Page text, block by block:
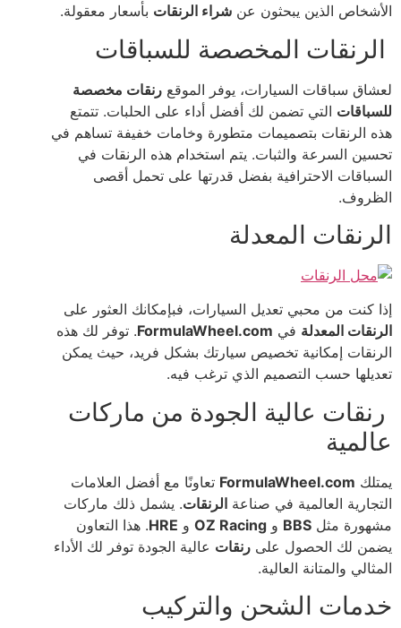
الأشخاص الذين يبحثون عن شراء الرنقات بأسعار معقولة.
الرنقات المخصصة للسباقات
لعشاق سباقات السيارات، يوفر الموقع رنقات مخصصة
للسباقات التي تضمن لك أفضل أداء على الحلبات. تتمتع
هذه الرنقات بتصميمات متطورة وخامات خفيفة تساهم في
تحسين السرعة والثبات. يتم استخدام هذه الرنقات في
السباقات الاحترافية بفضل قدرتها على تحمل أقصى
الظروف.
الرنقات المعدلة
إذا كنت من محبي تعديل السيارات، فبإمكانك العثور على
الرنقات المعدلة في FormulaWheel.com. توفر لك هذه
الرنقات إمكانية تخصيص سيارتك بشكل فريد، حيث يمكن
تعديلها حسب التصميم الذي ترغب فيه.
رنقات عالية الجودة من ماركات
عالمية
يمتلك FormulaWheel.com تعاونًا مع أفضل العلامات
التجارية العالمية في صناعة الرنقات. يشمل ذلك ماركات
مشهورة مثل BBS و OZ Racing و HRE. هذا التعاون
يضمن لك الحصول على رنقات عالية الجودة توفر لك الأداء
المثالي والمتانة العالية.
خدمات الشحن والتركيب